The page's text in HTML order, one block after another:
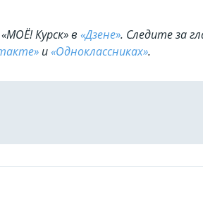
Курск» в «Дзене». Cледите за
и«Одноклассниках».